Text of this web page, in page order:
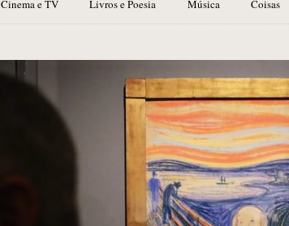
Cinema e TV Livros e Poesia Música Coisas